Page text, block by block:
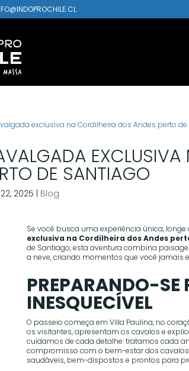
EXCLUSIVA
DE SANTIAGO
2025 Blog
Se você busca uma experiência única,
exclusiva na Cordilheira dos Andes
de Santiago, esta aventura combina
a neve, criando momentos que você jamais
PREPARANDO-
INESQUECÍVEL
O passeio começa em Villa Paulina, no
os visitantes, apresentam os cavalos e
cuidamos de cada detalhe: tratamos cada
compromisso com o bem-estar dos
saudáveis, bem-dispostos e prontos para